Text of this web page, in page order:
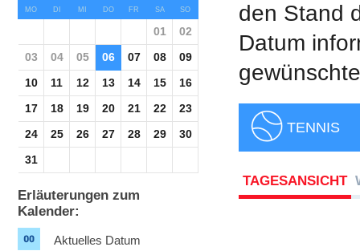
MO DI MI DO FR SA SO
01
02
03
04 05 06 07 08
09
10
11 12 13 14 15
16
17
18 19 20 21 22
23
24
25 26 27 28 29
30
31
Erläuterungen zum
Kalender:
Aktuelles Datum
den Stand
Datum
TENNIS
TAGESANSICHT